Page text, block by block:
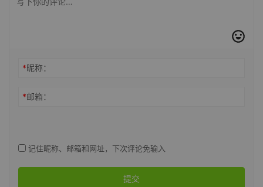
*昵称：
*邮箱：
记住昵称、邮箱和网址，下次评论免输入
提交